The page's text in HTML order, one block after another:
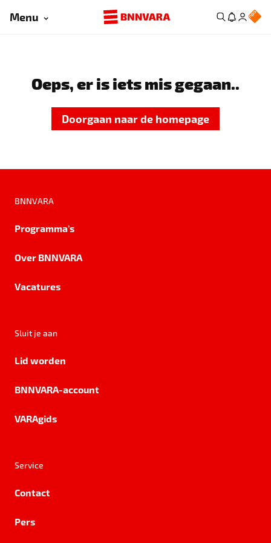
Menu
Oeps, er is iets mis gegaan..
Doorgaan naar de homepage
BNNVARA
Programma's
Over BNNVARA
Vacatures
Sluit je aan
Lid worden
BNNVARA-account
VARAgids
Service
Contact
Pers